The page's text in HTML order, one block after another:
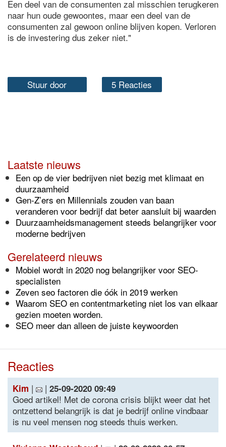
Een deel van de consumenten zal misschien terugkeren
naar hun oude gewoontes, maar een deel van de
consumenten zal gewoon online blijven kopen. Verloren
is de investering dus zeker niet."
Stuur door 5 Reacties
Laatste nieuws
Een op de vier bedrijven niet bezig met klimaat en
duurzaamheid
Gen-Z’ers en Millennials zouden van baan
veranderen voor bedrijf dat beter aansluit bij waarden
Duurzaamheidsmanagement steeds belangrijker voor
moderne bedrijven
Gerelateerd nieuws
Mobiel wordt in 2020 nog belangrijker voor SEO-
specialisten
Zeven seo factoren die óók in 2019 werken
Waarom SEO en contentmarketing niet los van elkaar
gezien moeten worden.
SEO meer dan alleen de juiste keywoorden
Reacties
Kim | | 25-09-2020 09:49
Goed artikel! Met de corona crisis blijkt weer dat het
ontzettend belangrijk is dat je bedrijf online vindbaar
is nu veel mensen nog steeds thuis werken.